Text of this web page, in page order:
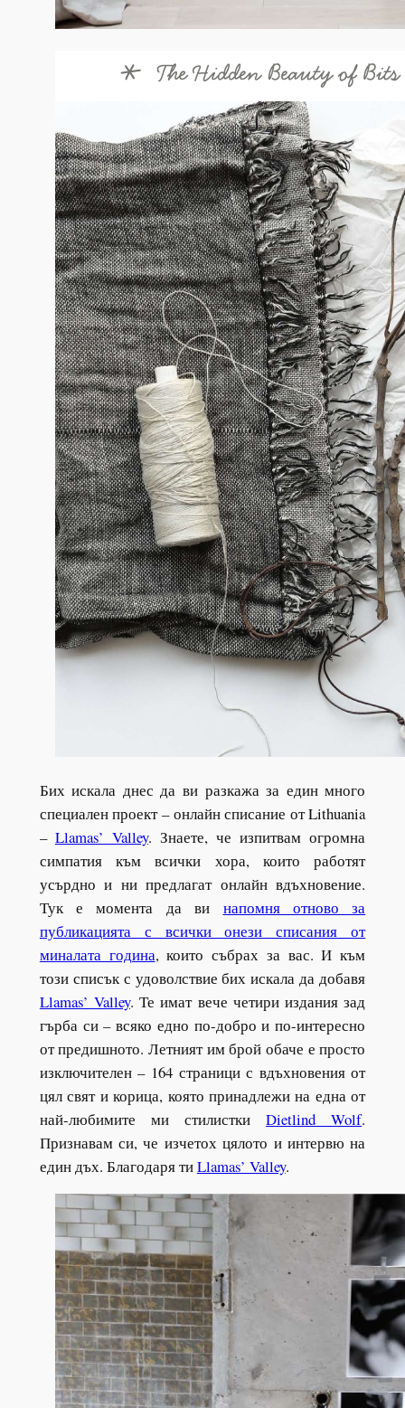
Бих искала днес да ви разкажа за един много
специален проект – онлайн списание от Lithuania
– Llamas’ Valley. Знаете, че изпитвам огромна
симпатия към всички хора, които работят
усърдно и ни предлагат онлайн вдъхновение.
Тук е момента да ви напомня отново за
публикацията с всички онези списания от
миналата година, които събрах за вас. И към
този списък с удоволствие бих искала да добавя
Llamas’ Valley. Те имат вече четири издания зад
гърба си – всяко едно по-добро и по-интересно
от предишното. Летният им брой обаче е просто
изключителен – 164 страници с вдъхновения от
цял свят и корица, която принадлежи на една от
най-любимите ми стилисткиDietlind Wolf.
Признавам си, че изчетох цялото и интервю на
един дъх. Благодаря тиLlamas’ Valley.